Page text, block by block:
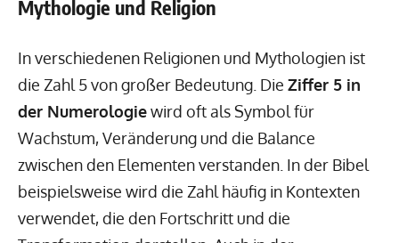
Mythologie und Religion
In verschiedenen Religionen und Mythologien ist
die Zahl 5 von großer Bedeutung. Die Ziffer 5 in
der Numerologiewird oft als Symbol für
Wachstum, Veränderung und die Balance
zwischen den Elementen verstanden. In der Bibel
beispielsweise wird die Zahl häufig in Kontexten
verwendet, die den Fortschritt und die